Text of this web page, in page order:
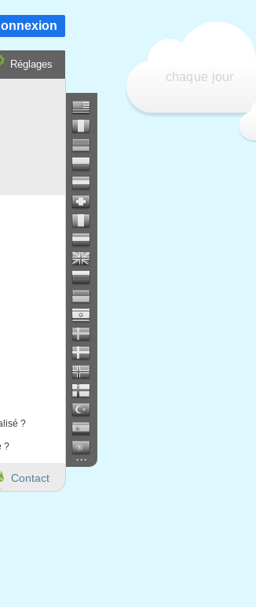
?
?
chaque jour
Réglages
...
Contact